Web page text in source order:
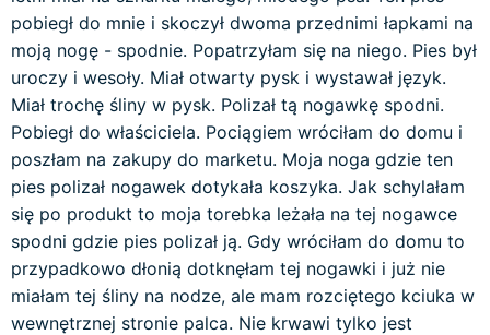
pobiegł do mnie i skoczył dwoma przednimi łapkami na
moją nogę - spodnie. Popatrzyłam się na niego. Pies był
uroczy i wesoły. Miał otwarty pysk i wystawał język.
Miał trochę śliny w pysk. Polizał tą nogawkę spodni.
Pobiegł do właściciela. Pociągiem wróciłam do domu i
poszłam na zakupy do marketu. Moja noga gdzie ten
pies polizał nogawek dotykała koszyka. Jak schylałam
się po produkt to moja torebka leżała na tej nogawce
spodni gdzie pies polizał ją. Gdy wróciłam do domu to
przypadkowo dłonią dotknęłam tej nogawki i już nie
miałam tej śliny na nodze, ale mam rozciętego kciuka w
wewnętrznej stronie palca. Nie krwawi tylko jest